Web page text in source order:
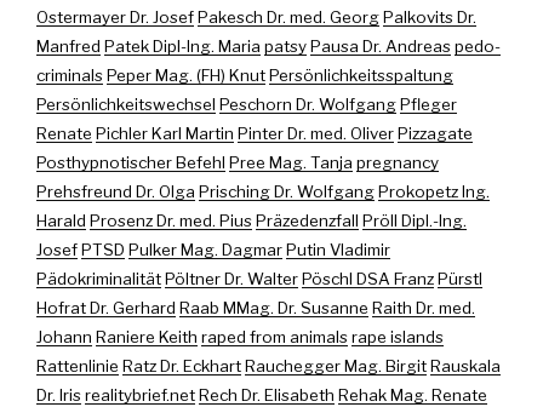
Ostermayer Dr. JosefPakesch Dr. med. GeorgPalkovits Dr.
Manfred Patek Dipl-Ing. Maria patsyPausa Dr. Andreaspedo-
criminalsPeper Mag. (FH) KnutPersönlichkeitsspaltung
Persönlichkeitswechsel Peschorn Dr. WolfgangPfleger
Renate Pichler Karl Martin Pinter Dr. med. OliverPizzagate
Posthypnotischer Befehl Pree Mag. Tanja pregnancy
Prehsfreund Dr. Olga Prisching Dr. WolfgangProkopetz Ing.
Harald Prosenz Dr. med. PiusPräzedenzfall Pröll Dipl.-Ing.
JosefPTSD Pulker Mag. DagmarPutin Vladimir
PädokriminalitätPöltner Dr. WalterPöschl DSA FranzPürstl
Hofrat Dr. Gerhard Raab MMag. Dr. Susanne Raith Dr. med.
Johann Raniere Keith raped from animalsrape islands
Rattenlinie Ratz Dr. EckhartRauchegger Mag. BirgitRauskala
Dr. Irisrealitybrief.netRech Dr. Elisabeth Rehak Mag. Renate